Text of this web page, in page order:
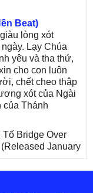
Beat)
lòng xót
Lạy Chúa
yêu và tha thứ,
cho con luôn
chết cheo thập
xót của Ngài
của Thánh
Tố Bridge Over
January
Trình Bày: